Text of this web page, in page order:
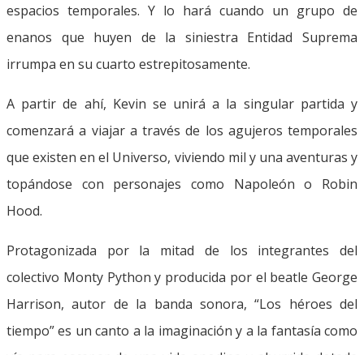
espacios temporales. Y lo hará cuando un grupo de
enanos que huyen de la siniestra Entidad Suprema
irrumpa en su cuarto estrepitosamente.
A partir de ahí, Kevin se unirá a la singular partida y
comenzará a viajar a través de los agujeros temporales
que existen en el Universo, viviendo mil y una aventuras y
topándose con personajes como Napoleón o Robin
Hood.
Protagonizada por la mitad de los integrantes del
colectivo Monty Python y producida por el beatle George
Harrison, autor de la banda sonora, “Los héroes del
tiempo” es un canto a la imaginación y a la fantasía como